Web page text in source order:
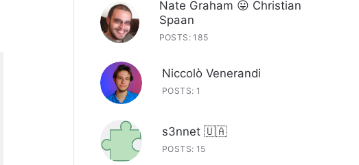
Nate Graham 😛 Christian
Spaan
POSTS: 185
Niccolò Venerandi
POSTS: 1
s3nnet 🇺🇦
POSTS: 15